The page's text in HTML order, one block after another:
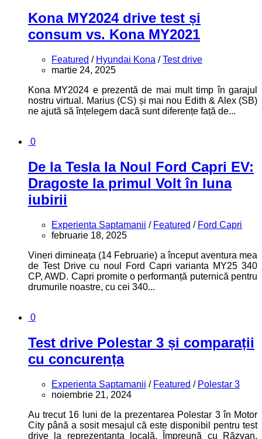
Kona MY2024 drive test și
consum vs. Kona MY2021
Featured / Hyundai Kona /Test drive
martie 24, 2025
Kona MY2024 e prezentă de mai mult timp în garajul
nostru virtual. Marius (CS) și mai nou Edith & Alex (SB)
ne ajută să înțelegem dacă sunt diferențe față de...
0
De la Tesla la Noul Ford Capri EV:
Dragoste la primul Volt în luna
iubirii
Experienta Saptamanii / Featured / Ford Capri
februarie 18, 2025
Vineri dimineața (14 Februarie) a început aventura mea
de Test Drive cu noul Ford Capri varianta MY25 340
CP, AWD. Capri promite o performanță puternică pentru
drumurile noastre, cu cei 340...
0
Test drive Polestar 3 și comparații
cu concurența
Experienta Saptamanii / Featured / Polestar 3
noiembrie 21, 2024
Au trecut 16 luni de la prezentarea Polestar 3 în Motor
City până a sosit mesajul că este disponibil pentru test
drive la reprezentanța locală. Împreună cu Răzvan,